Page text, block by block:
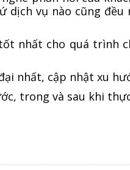
dịch vụ nào cũng
nhất cho quá trình
nhất, cập nhật xu
trong và sau khi